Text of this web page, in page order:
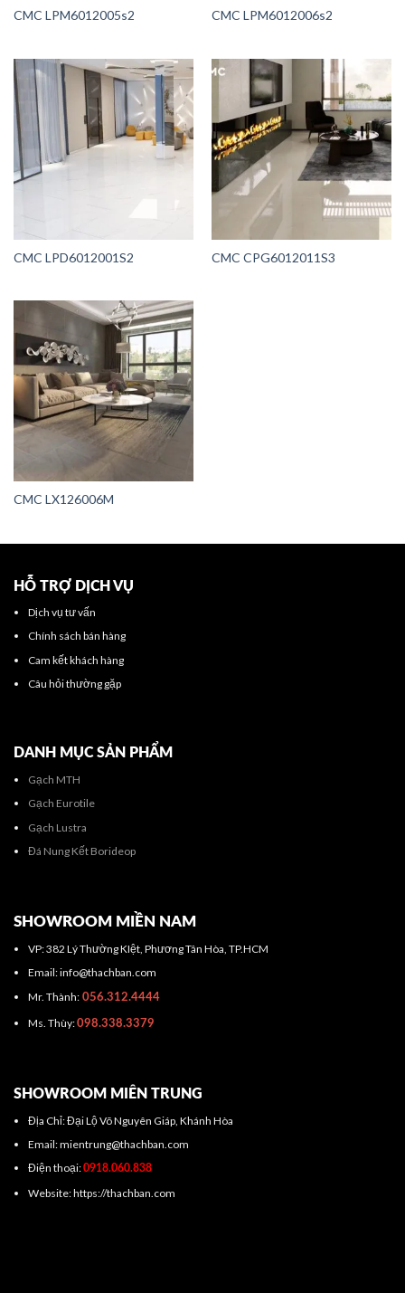
CMC LPM6012005s2 CMC LPM6012006s2
CMC LPD6012001S2 CMC CPG6012011S3
CMC LX126006M
HỖ TRỢ DỊCH VỤ
Dịch vụ tư vấn
Chính sách bán hàng
Cam kết khách hàng
Câu hỏi thường gặp
DANH MỤC SẢN PHẨM
Gạch MTH
Gạch Eurotile
Gạch Lustra
Đá Nung Kết Borideop
SHOWROOM MIỀN NAM
VP: 382 Lý Thường KIệt, Phương Tân Hòa, TP.HCM
Email: info@thachban.com
Mr. Thành:056.312.4444
Ms. Thùy:098.338.3379
SHOWROOM MIÊN TRUNG
Địa Chỉ: Đại Lộ Võ Nguyên Giáp, Khánh Hòa
Email: mientrung@thachban.com
Điện thoại:0918.060.838
Website: https://thachban.com